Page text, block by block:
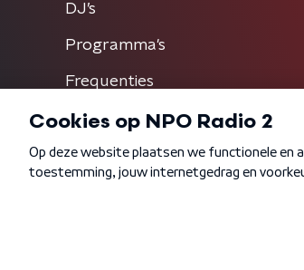
DJ’s
Programma's
Frequenties
Algemene voorwaarden Privacybeleid